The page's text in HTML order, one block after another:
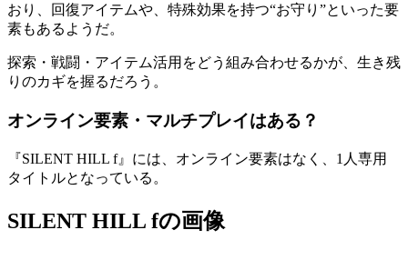
おり、回復アイテムや、特殊効果を持つ“お守り”といった要
素もあるようだ。
探索・戦闘・アイテム活用をどう組み合わせるかが、生き残
りのカギを握るだろう。
オンライン要素・マルチプレイはある？
『SILENT HILL f』には、オンライン要素はなく、1人専用
タイトルとなっている。
SILENT HILL fの画像